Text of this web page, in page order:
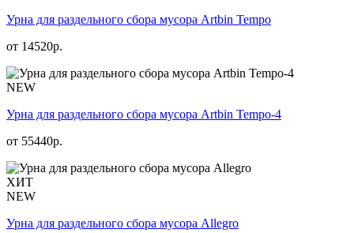
Урна для раздельного сбора мусора Artbin Tempo
от 14520р.
NEW
Урна для раздельного сбора мусора Artbin Tempo-4
от 55440р.
ХИТ
NEW
Урна для раздельного сбора мусора Allegro